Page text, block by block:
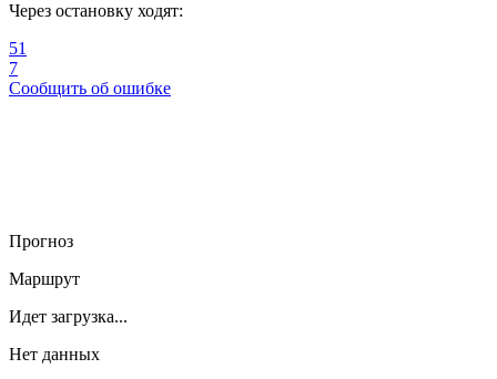
Через остановку ходят:
51
7
Сообщить об ошибке
Прогноз
Маршрут
Идет загрузка...
Нет данных